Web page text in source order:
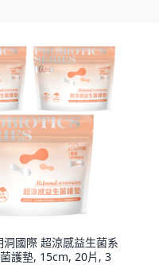
國際 超涼感益生菌系
護墊, 15cm, 20片, 3